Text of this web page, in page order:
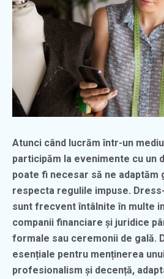
Atunci când lucrăm într-un
participăm la evenimente cu un
poate fi necesar să ne adaptăm
respecta regulile impuse.
sunt frecvent întâlnite în multe
companii financiare și juridice
formale sau ceremonii de gală.
esențiale pentru menținerea
profesionalism și decență,